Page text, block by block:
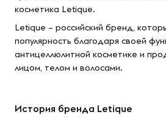
косметика Letique.
Letique – российский бренд,
популярность благодаря своей
антицеллюлитной косметике и
лицом, телом и волосами.
История бренда Letique